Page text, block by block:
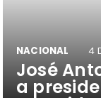
José
a
NACIONAL 4